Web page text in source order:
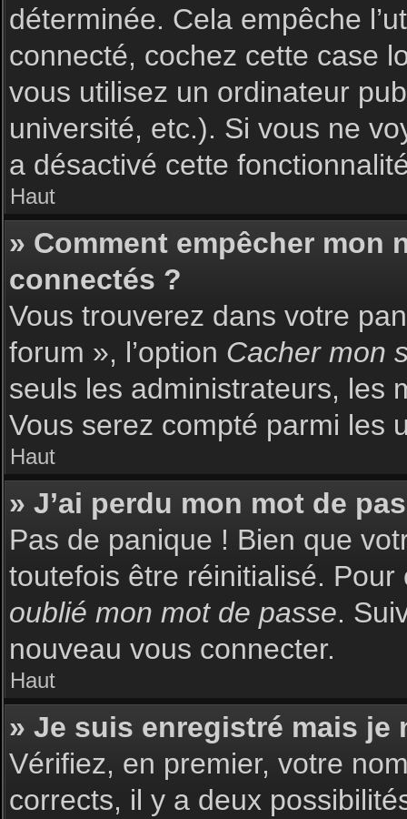
déterminée. Cela empêche
connecté, cochez cette case
vous utilisez un ordinateur
université, etc.). Si vous ne
a désactivé cette
Haut
» Comment empêcher mon
connectés ?
Vous trouverez dans votre
forum », l’option Cacher mon
seuls les administrateurs, les
Vous serez compté parmi les
Haut
» J’ai perdu mon mot de
Pas de panique ! Bien que
toutefois être réinitialisé.
oublié mon mot de passe.
nouveau vous connecter.
Haut
» Je suis enregistré mais je
Vérifiez, en premier, votre
corrects, il y a deux